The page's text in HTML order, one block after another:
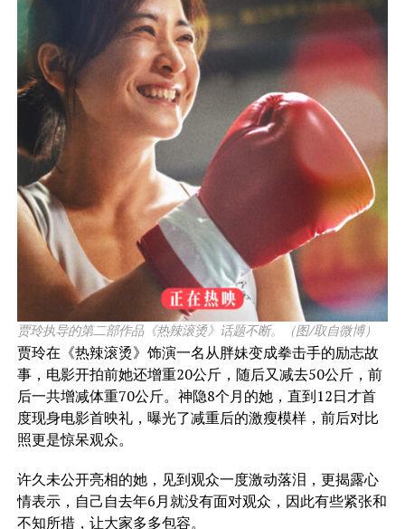
贾玲执导的第二部作品《热辣滚烫》话题不断。（图/取自微博）
贾玲在 《热辣滚烫》饰演一名从胖妹变成拳击手的励志故
事，电影开拍前她还增重20公斤，随后又减去50公斤，前
后一共增减体重70公斤。神隐8个月的她，直到12日才首
度现身电影首映礼，曝光了减重后的激瘦模样，前后对比
照更是惊呆观众。
许久未公开亮相的她，见到观众一度激动落泪，更揭露心
情表示，自己自去年6月就没有面对观众，因此有些紧张和
不知所措，让大家多多包容。